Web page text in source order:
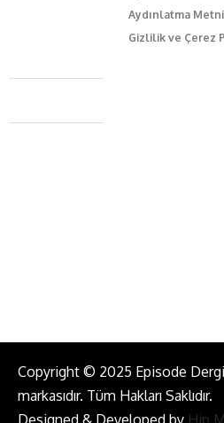
Aydınlatma Metni
Gizlilik ve Çerez
Caferağa Mah. Dr. Şakir Paşa
+90 543 345 46 00
Copyright © 2025 Episode
markasıdır. Tüm Hakları Saklıdır.
Designed & Developed by Hip